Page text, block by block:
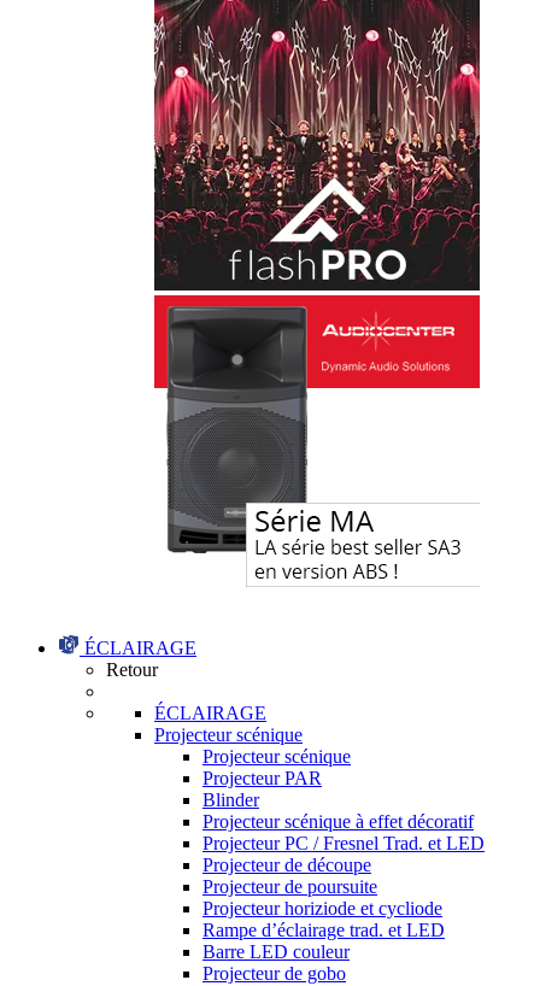
ÉCLAIRAGE
Retour
ÉCLAIRAGE
Projecteur scénique
Projecteur scénique
Projecteur PAR
Blinder
Projecteur scénique à effet décoratif
Projecteur PC / Fresnel Trad. et LED
Projecteur de découpe
Projecteur de poursuite
Projecteur horiziode et cycliode
Rampe d’éclairage trad. et LED
Barre LED couleur
Projecteur de gobo